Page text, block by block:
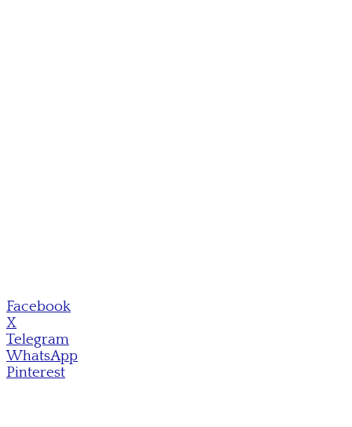
Facebook
X
Telegram
WhatsApp
Pinterest